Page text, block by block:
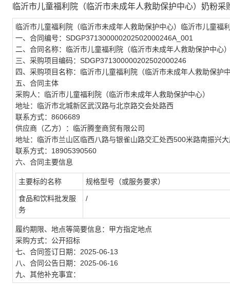
临沂市儿童福利院（临沂市未成年人救助保护中心）奶粉采
临沂市儿童福利院（临沂市未成年人救助保护中心）临沂市儿童
一、合同编号：SDGP371300000202502000246A_001
二、合同名称：临沂市儿童福利院（临沂市未成年人救助保护中心
三、采购项目编码：SDGP371300000202502000246
四、采购项目名称：临沂市儿童福利院（临沂市未成年人救助保护
五、合同主体
采购人：临沂市儿童福利院（临沂市未成年人救助保护中心）
地址：临沂市北城新区武汉路与北京路交会处路西
联系方式：8606689
供应商（乙方）：临沂腾奎商贸有限公司
地址：临沂市兰山区临西八路与银雀山路交汇处西500米路南振兴
联系方式：18905390560
六、合同主要信息
主要标的名称 规格型号（或服务要求）
食品和饮料批发服
务
/
履约期限、地点等简要信息：甲方指定地点
采购方式：公开招标
七、合同签订日期：2025-06-13
八、合同公告日期：2025-06-16
九、其他补充事宜：